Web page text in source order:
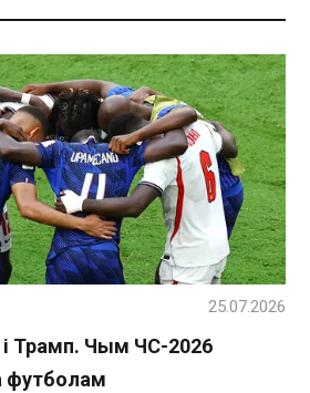
Трамп. Чым ЧС-2026
футболам
25.07.2026